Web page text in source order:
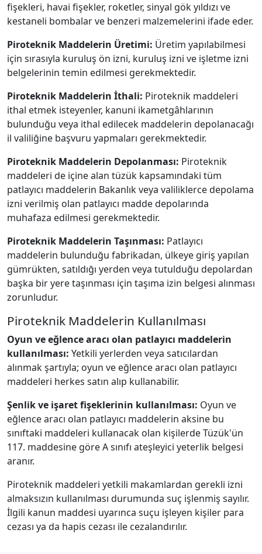
fişekleri, havai fişekler, roketler, sinyal gök yıldızı ve
kestaneli bombalar ve benzeri malzemelerini ifade eder.
Piroteknik Maddelerin Üretimi: Üretim yapılabilmesi
için sırasıyla kuruluş ön izni, kuruluş izni ve işletme izni
belgelerinin temin edilmesi gerekmektedir.
Piroteknik Maddelerin İthali: Piroteknik maddeleri
ithal etmek isteyenler, kanuni ikametgâhlarının
bulunduğu veya ithal edilecek maddelerin depolanacağı
il valiliğine başvuru yapmaları gerekmektedir.
Piroteknik Maddelerin Depolanması: Piroteknik
maddeleri de içine alan tüzük kapsamındaki tüm
patlayıcı maddelerin Bakanlık veya valiliklerce depolama
izni verilmiş olan patlayıcı madde depolarında
muhafaza edilmesi gerekmektedir.
Piroteknik Maddelerin Taşınması: Patlayıcı
maddelerin bulunduğu fabrikadan, ülkeye giriş yapılan
gümrükten, satıldığı yerden veya tutulduğu depolardan
başka bir yere taşınması için taşıma izin belgesi alınması
zorunludur.
Piroteknik Maddelerin Kullanılması
Oyun ve eğlence aracı olan patlayıcı maddelerin
kullanılması: Yetkili yerlerden veya satıcılardan
alınmak şartıyla; oyun ve eğlence aracı olan patlayıcı
maddeleri herkes satın alıp kullanabilir.
Şenlik ve işaret fişeklerinin kullanılması: Oyun ve
eğlence aracı olan patlayıcı maddelerin aksine bu
sınıftaki maddeleri kullanacak olan kişilerde Tüzük'ün
117. maddesine göre A sınıfı ateşleyici yeterlik belgesi
aranır.
Piroteknik maddeleri yetkili makamlardan gerekli izni
almaksızın kullanılması durumunda suç işlenmiş sayılır.
İlgili kanun maddesi uyarınca suçu işleyen kişiler para
cezası ya da hapis cezası ile cezalandırılır.